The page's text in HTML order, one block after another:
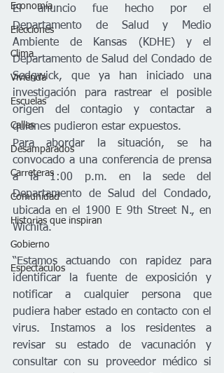
Economía
Elecciones
Clima
Vivienda
Escuelas
Calles
Desamparados
Carreteras
Comunidad
Historias que inspiran
Gobierno
Espectáculos
El anuncio fue hecho por el
Departamento de Salud y Medio
Ambiente de Kansas (KDHE) y el
Departamento de Salud del Condado de
Sedgwick, que ya han iniciado una
investigación para rastrear el posible
origen del contagio y contactar a
quienes pudieron estar expuestos.
Para abordar la situación, se ha
convocado a una conferencia de prensa
a la 1:00 p.m. en la sede del
Departamento de Salud del Condado,
ubicada en el 1900 E 9th Street N., en
Wichita.
“Estamos actuando con rapidez para
identificar la fuente de exposición y
notificar a cualquier persona que
pudiera haber estado en contacto con el
virus. Instamos a los residentes a
revisar su estado de vacunación y
consultar con su proveedor médico si